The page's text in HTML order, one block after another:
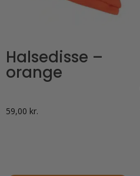
Halsedisse –
orange
59,00 kr.